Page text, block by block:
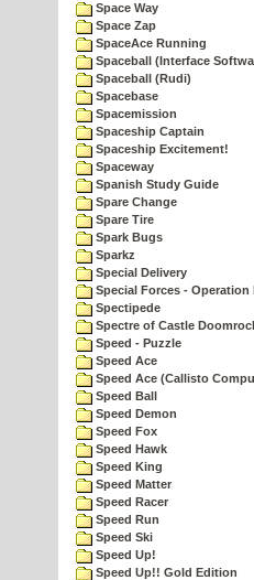
Space Way
Space Zap
SpaceAce Running
Spaceball (Interface
Spaceball (Rudi)
Spacebase
Spacemission
Spaceship Captain
Spaceship Excitement!
Spaceway
Spanish Study Guide
Spare Change
Spare Tire
Spark Bugs
Sparkz
Special Delivery
Special Forces - Operation
Spectipede
Spectre of Castle
Speed - Puzzle
Speed Ace
Speed Ace (Callisto
Speed Ball
Speed Demon
Speed Fox
Speed Hawk
Speed King
Speed Matter
Speed Racer
Speed Run
Speed Ski
Speed Up!
Speed Up!! Gold Edition